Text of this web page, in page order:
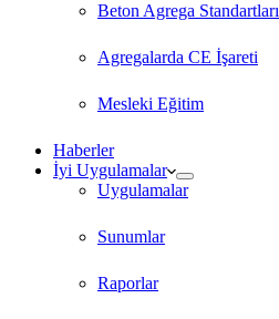
Beton Agrega Standartları
Agregalarda CE İşareti
Mesleki Eğitim
Haberler
İyi Uygulamalar
Uygulamalar
Sunumlar
Raporlar